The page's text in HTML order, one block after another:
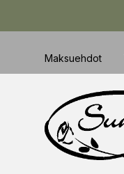
Maksuehdot